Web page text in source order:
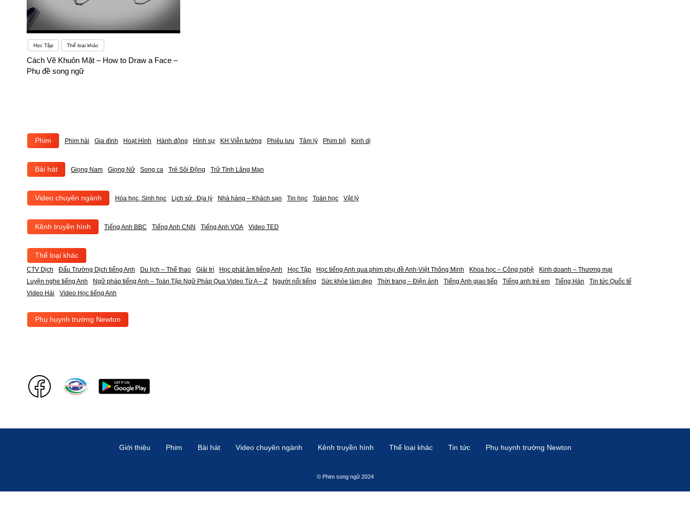
bạn có thể không biết tìm người bản ngữ ở đâu để luyện tập. Thứ hai, các cuộc trò chuyện bằng tiếng Anh có thể rất đáng sợ! Có rất nhiều áp lực khi ai đó đang đợi bạn nói ra một câu tiếng Anh.
Sẽ rất khó khăn khi bắt đầu! Nhưng đừng sợ. Có nhiều cách khác để bạn có thể gặp gỡ và nói chuyện với người bản xứ mà không cảm thấy áp lực, bất kể bạn hiện đang sống ở đâu
Học Tập Thể loại khác
Cách Vẽ Khuôn Mặt – How to Draw a Face –
Phụ đề song ngữ
Phim Phim hài Gia đình Hoạt Hình Hành động Hình sự KH Viễn tưởng Phiêu lưu Tâm lý Phim bộ Kinh dị
Bài hát Giọng Nam Giọng Nữ Song ca Trẻ Sôi Động Trữ Tình Lãng Mạn
Video chuyên ngành Hóa học, Sinh học Lịch sử , Địa lý Nhà hàng – Khách sạn Tin học Toán học Vật lý
Kênh truyền hình Tiếng Anh BBC Tiếng Anh CNN Tiếng Anh VOA Video TED
Thể loại khác
CTV Dịch Đấu Trường Dịch tiếng Anh Du lịch – Thể thao Giải trí Học phát âm tiếng Anh Học Tập Học tiếng Anh qua phim phụ đề Anh-Việt Thông Minh Khoa học – Công nghệ
Kinh doanh – Thương mại
Luyện nghe tiếng Anh
Ngữ pháp tiếng Anh – Toàn Tập Ngữ Pháp Qua Video Từ A – Z Người nổi tiếng Sức khỏe làm đẹp Thời trang – Điện ảnh Tiếng Anh giao tiếp Tiếng anh trẻ em Tiếng Hàn
Tin tức Quốc tế
Video Hài
Video Học tiếng Anh
Phụ huynh trường Newton
Giới thiệu Phim Bài hát Video chuyên ngành Kênh truyền hình Thể loại khác Tin tức Phụ huynh trường Newton
© Phim song ngữ 2024